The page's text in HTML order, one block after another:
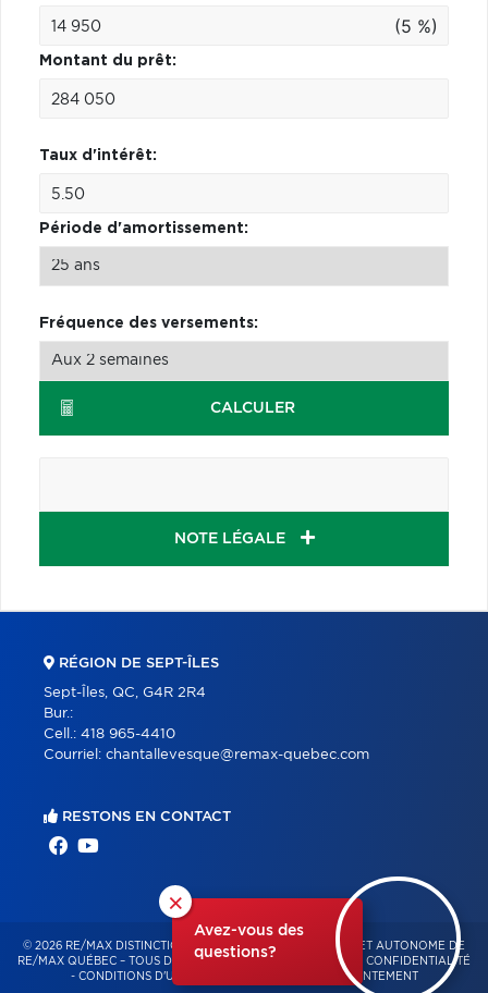
(5 %)
Montant du prêt:
Taux d'intérêt:
Période d'amortissement:
Fréquence des versements:
CALCULER
NOTE LÉGALE
×
Avez-vous des
questions?
RÉGION DE SEPT-ÎLES
Sept-Îles, QC, G4R 2R4
Bur.:
Cell.: 418 965-4410
Courriel: chantallevesque@remax-quebec.com
RESTONS EN CONTACT
© 2026 RE/MAX DISTINCTION – FRANCHISÉ INDÉPENDANT ET AUTONOME DE
RE/MAX QUÉBEC – TOUS DROITS RÉSERVÉS -
POLITIQUE DE CONFIDENTIALITÉ
- CONDITIONS D'UTILISATION GESTION DU CONSENTEMENT